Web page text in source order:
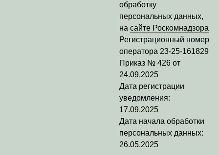
обработку
персональных данных,
на сайте Роскомнадзора
Регистрационный номер
оператора 23-25-161829
Приказ № 426 от
24.09.2025
Дата регистрации
уведомления:
17.09.2025
Дата начала обработки
персональных данных:
26.05.2025